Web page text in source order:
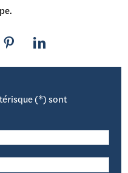
(*) sont